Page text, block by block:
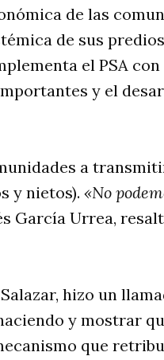
de las
de sus
el PSA con
y el
a
y nietos). «No
García Urrea,
hizo un
y mostrar
que